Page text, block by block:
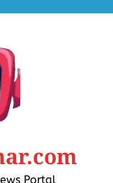
Portal